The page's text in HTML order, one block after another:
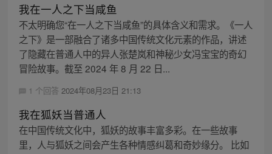
我在一人之下当咸鱼
不太明确您“在一人之下当咸鱼”的具体含义和需求。《一人
之下》是一部融合了诸多中国传统文化元素的作品，讲述
了隐藏在普通人中的异人张楚岚和神秘少女冯宝宝的奇幻
冒险故事。截至 2024 年 8 月 22 日...
1 个回答 2024年08月23日 21:13
我在狐妖当普通人
在中国传统文化中，狐妖的故事丰富多彩。在一些故事
里，人与狐妖之间会产生各种情感纠葛和奇妙缘分。 比如